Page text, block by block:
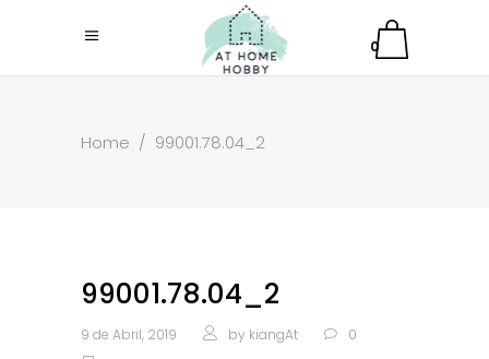
0
Home / 99001.78.04_2
99001.78.04_2
9 de Abril, 2019 by kiangAt 0